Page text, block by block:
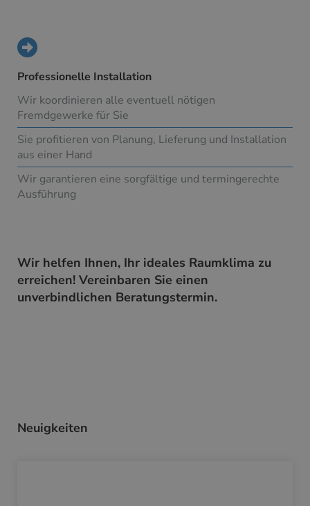
Professionelle Installation
Wir koordinieren alle eventuell nötigen
Fremdgewerke für Sie
Sie profitieren von Planung, Lieferung und Installation
aus einer Hand
Wir garantieren eine sorgfältige und termingerechte
Ausführung
Wir helfen Ihnen, Ihr ideales Raumklima zu
erreichen! Vereinbaren Sie einen
unverbindlichen Beratungstermin.
Neuigkeiten